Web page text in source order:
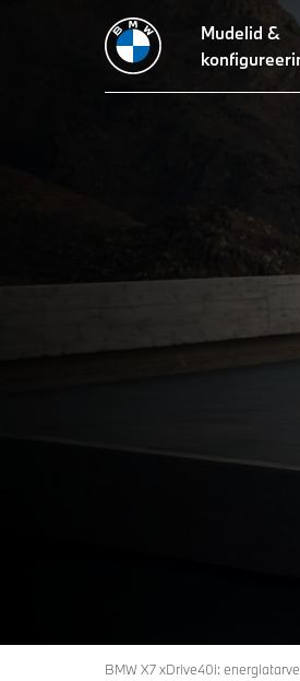
Mudelid &
The BMW X7.
BMW X7 xDrive40i:
Tehnilised andmed Disain